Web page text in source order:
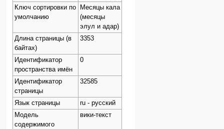
Ключ сортировки по
умолчанию
Месяцы кала
(месяцы
элул и адар)
Длина страницы (в
байтах)
3353
Идентификатор
пространства имён
0
Идентификатор
страницы
32585
Язык страницы
ru - русский
Модель
содержимого
вики-текст